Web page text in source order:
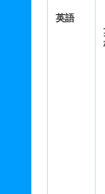
英語